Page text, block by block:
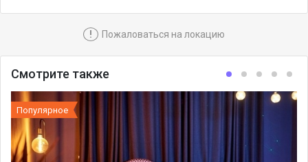
! Пожаловаться на локацию
Смотрите также
Популярное